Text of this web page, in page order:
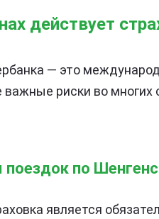
действует
— это
важные риски во
по
является